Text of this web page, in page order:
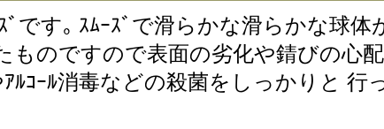
ﾞです｡ ｽﾑｰｽﾞで滑らかな滑らかな球
のですので表面の劣化や錆びの心
ﾙｺｰﾙ消毒などの殺菌をしっかりと 行